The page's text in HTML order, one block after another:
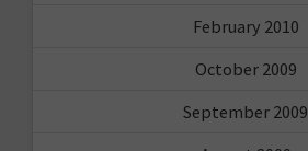
February 2010
October 2009
September 2009